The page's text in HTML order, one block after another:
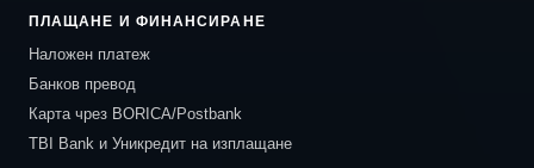
ПЛАЩАНЕ И ФИНАНСИРАНЕ
Наложен платеж
Банков превод
Карта чрез BORICA/Postbank
TBI Bank и Уникредит на изплащане